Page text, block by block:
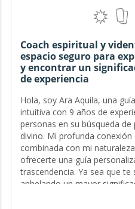
Coach espiritual y
espacio seguro para
y encontrar un
de experiencia
Hola, soy Ara Aquila, una
intuitiva con 9 años de
personas en su búsqueda
divino. Mi profunda conexión
combinada con mi
ofrecerte una guía
trascendencia. Ya sea que
anhelando un mayor